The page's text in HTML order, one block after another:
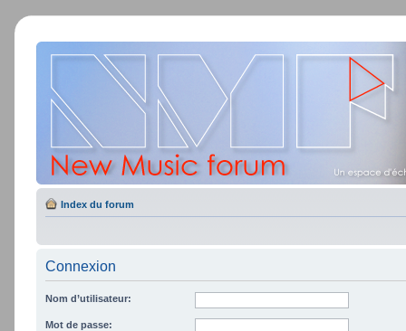
Index du forum
Connexion
Nom d’utilisateur:
Mot de passe: